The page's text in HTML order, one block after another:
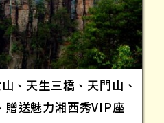
、天生三橋、天門山、
贈送魅力湘西秀VIP座